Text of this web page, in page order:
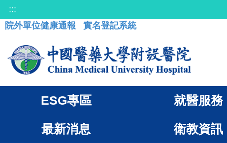
:::
院外單位健康通報
實名登記系統
ESG專區 就醫服務
最新消息 衛教資訊